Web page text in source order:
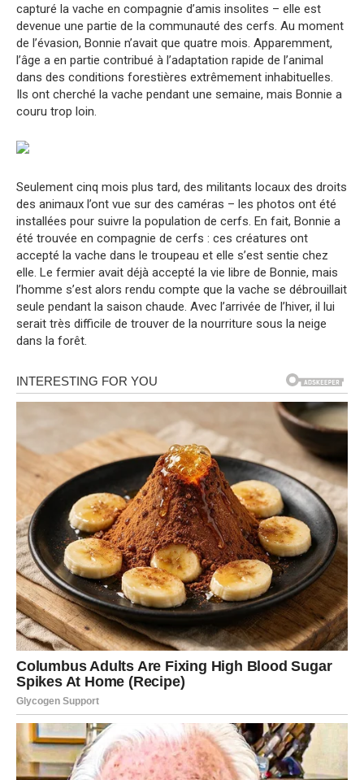
capturé la vache en compagnie d’amis insolites – elle est
devenue une partie de la communauté des cerfs. Au moment
de l’évasion, Bonnie n’avait que quatre mois. Apparemment,
l’âge a en partie contribué à l’adaptation rapide de l’animal
dans des conditions forestières extrêmement inhabituelles.
Ils ont cherché la vache pendant une semaine, mais Bonnie a
couru trop loin.
Seulement cinq mois plus tard, des militants locaux des droits
des animaux l’ont vue sur des caméras – les photos ont été
installées pour suivre la population de cerfs. En fait, Bonnie a
été trouvée en compagnie de cerfs : ces créatures ont
accepté la vache dans le troupeau et elle s’est sentie chez
elle. Le fermier avait déjà accepté la vie libre de Bonnie, mais
l’homme s’est alors rendu compte que la vache se débrouillait
seule pendant la saison chaude. Avec l’arrivée de l’hiver, il lui
serait très difficile de trouver de la nourriture sous la neige
dans la forêt.